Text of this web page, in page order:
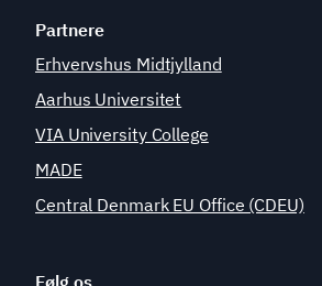
Partnere
Erhvervshus Midtjylland
Aarhus Universitet
VIA University College
MADE
Central Denmark EU Office (CDEU)
Følg os